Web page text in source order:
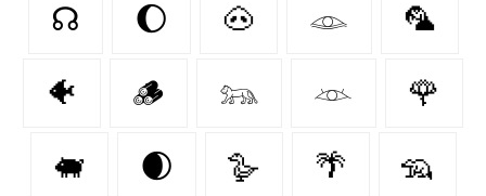
☊ 🌔 🐽 𓁼 🦜
🐠 🪵 𓃬 𓁺 🌹
🐖 🌒 🪿 🌴 🦡